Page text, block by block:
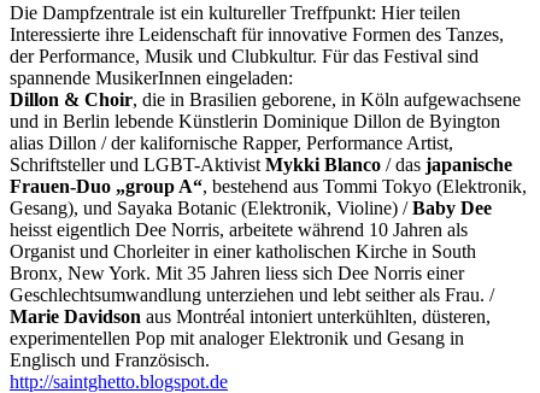
Die Dampfzentrale ist ein kultureller Treffpunkt: Hier teilen
Interessierte ihre Leidenschaft für innovative Formen des Tanzes,
der Performance, Musik und Clubkultur. Für das Festival sind
spannende MusikerInnen eingeladen:
Dillon & Choir, die in Brasilien geborene, in Köln aufgewachsene
und in Berlin lebende Künstlerin Dominique Dillon de Byington
alias Dillon / der kalifornische Rapper, Performance Artist,
Schriftsteller und LGBT-Aktivist Mykki Blanco / das japanische
Frauen-Duo „group A“, bestehend aus Tommi Tokyo (Elektronik,
Gesang), und Sayaka Botanic (Elektronik, Violine) /Baby Dee
heisst eigentlich Dee Norris, arbeitete während 10 Jahren als
Organist und Chorleiter in einer katholischen Kirche in South
Bronx, New York. Mit 35 Jahren liess sich Dee Norris einer
Geschlechtsumwandlung unterziehen und lebt seither als Frau. /
Marie Davidson aus Montréal intoniert unterkühlten, düsteren,
experimentellen Pop mit analoger Elektronik und Gesang in
Englisch und Französisch.
http://saintghetto.blogspot.de